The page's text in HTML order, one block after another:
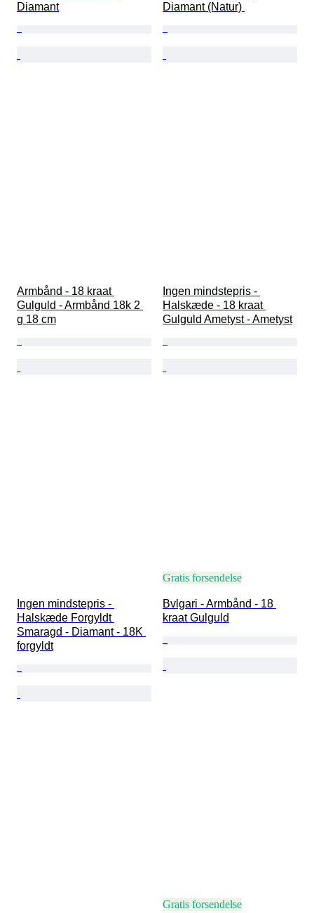
Diamant
Diamant (Natur)
Armbånd - 18 kraat
Gulguld - Armbånd 18k 2
g 18 cm
Ingen mindstepris -
Halskæde - 18 kraat
Gulguld Ametyst - Ametyst
Ingen mindstepris -
Halskæde Forgyldt
Smaragd - Diamant - 18K
forgyldt
Gratis forsendelse
Bvlgari - Armbånd - 18
kraat Gulguld
Gratis forsendelse